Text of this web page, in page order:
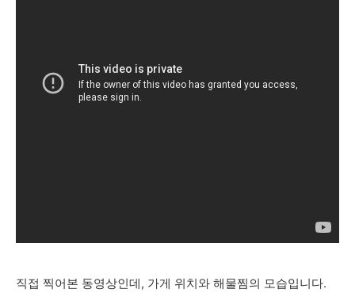
직접 찍어본 동영상인데, 가게 위치와 해물찜의 모습입니다.